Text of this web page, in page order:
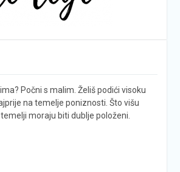
Počni s malim. Želiš podići visoku
na temelje poniznosti. Što višu
moraju biti dublje položeni.